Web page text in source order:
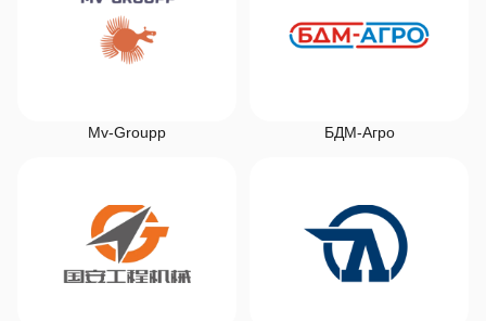
Mv-Groupp БДМ-Агро